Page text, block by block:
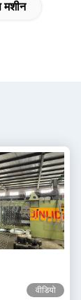
वीडियो